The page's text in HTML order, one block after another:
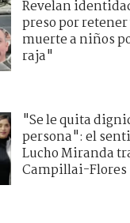
Revelan
preso por
muerte a niños
raja"
"Se le quita
persona": el
Lucho Miranda
Campillai-Flores